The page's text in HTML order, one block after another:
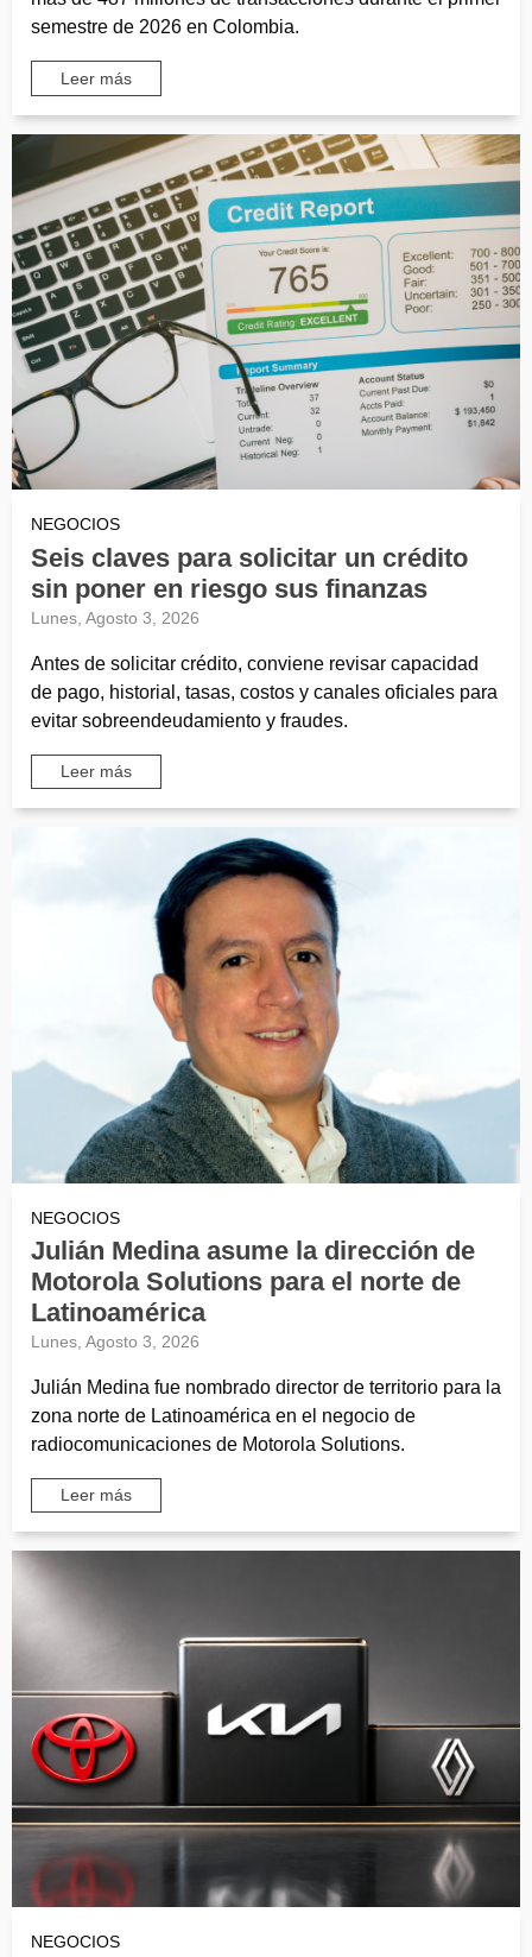
semestre de 2026 en Colombia.
Leer más
NEGOCIOS
Seis claves para solicitar un crédito
sin poner en riesgo sus finanzas
Lunes, Agosto 3, 2026
Antes de solicitar crédito, conviene revisar capacidad
de pago, historial, tasas, costos y canales oficiales para
evitar sobreendeudamiento y fraudes.
Leer más
NEGOCIOS
Julián Medina asume la dirección de
Motorola Solutions para el norte de
Latinoamérica
Lunes, Agosto 3, 2026
Julián Medina fue nombrado director de territorio para la
zona norte de Latinoamérica en el negocio de
radiocomunicaciones de Motorola Solutions.
Leer más
NEGOCIOS